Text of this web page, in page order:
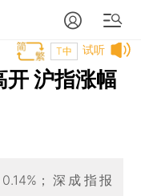
试听
T中
开 沪指涨幅
；深成指报